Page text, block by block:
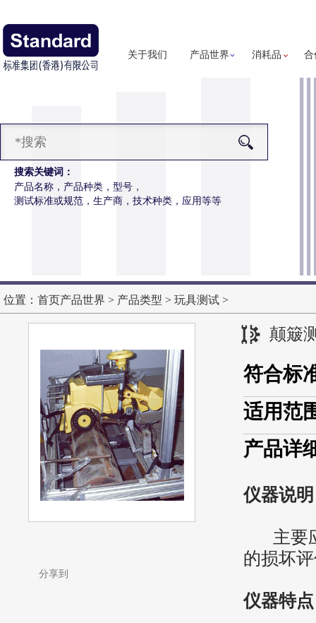
关于我们 产品世界 消耗品 合
搜索关键词：
产品名称，产品种类，型号，
测试标准或规范，生产商，技术种类，应用等等
位置： 首页产品世界 > 产品类型 > 玩具测试 >
颠簸
分享到
符合标
适用范
产品详
仪器说
主要应
的损坏
仪器特